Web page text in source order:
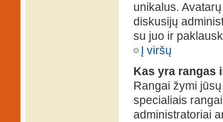
unikalus.
diskusijų
su juo ir
Į viršų
Kas yra rangas
Rangai žymi
specialiais
administratoriai